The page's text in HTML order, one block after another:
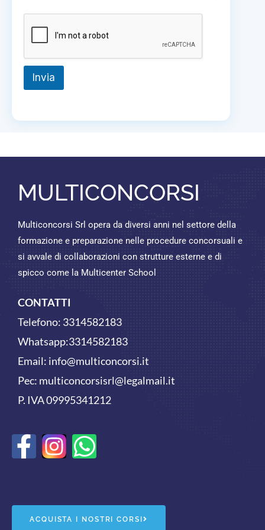
Invia
MULTICONCORSI
Multiconcorsi Srl opera da diversi anni nel settore della
formazione e preparazione nelle procedure concorsuali e
si avvale di collaborazioni con strutture esterne e di
spicco come la Multicenter School
CONTATTI
Telefono: 3314582183
Whatsapp:3314582183
Email: info@multiconcorsi.it
Pec: multiconcorsisrl@legalmail.it
P. IVA 09995341212
F
e
W
t
ACQUISTA I NOSTRI CORSI